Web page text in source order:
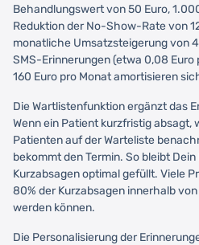
Behandlungswert von 50 Euro,
Reduktion der No-Show-Rate von
monatliche Umsatzsteigerung von
SMS-Erinnerungen (etwa 0,08
160 Euro pro Monat amortisieren
Die Wartlistenfunktion ergänzt das
Wenn ein Patient kurzfristig absagt,
Patienten auf der Warteliste
bekommt den Termin. So bleibt
Kurzabsagen optimal gefüllt. Viele
80% der Kurzabsagen innerhalb
werden können.
Die Personalisierung der